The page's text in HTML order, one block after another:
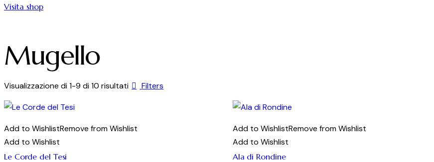
Visita shop
Mugello
Visualizzazione di 1-9 di 10 risultatiOrdina
al
Filters
Add to WishlistRemove from Wishlist
Add to Wishlist
Le Corde del Tesi
Add to WishlistRemove from Wishlist
Add to Wishlist
Ala di Rondine